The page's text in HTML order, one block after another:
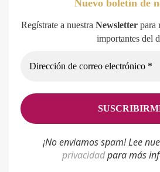
Nuevo boletín de
Regístrate a nuestra Newsletter para
importantes del
¡No enviamos spam! Lee
privacidadpara más